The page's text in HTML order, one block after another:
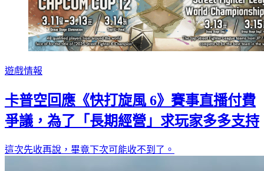
遊戲情報
卡普空回應《快打旋風 6》賽事直播付費
爭議，為了「長期經營」求玩家多多支持
這次先收再說，畢竟下次可能收不到了。